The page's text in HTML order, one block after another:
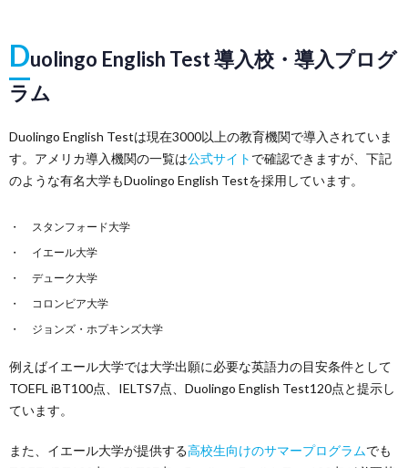
Duolingo English Test 導入校・導入プログ
ラム
Duolingo English Testは現在3000以上の教育機関で導入されていま
す。アメリカ導入機関の一覧は公式サイト で確認できますが、下記
のような有名大学もDuolingo English Testを採用しています。
スタンフォード大学
イエール大学
デューク大学
コロンビア大学
ジョンズ・ホプキンズ大学
例えばイエール大学では大学出願に必要な英語力の目安条件として
TOEFL iBT100点、IELTS7点、Duolingo English Test120点と提示し
ています。
また、イエール大学が提供する高校生向けのサマープログラムでも